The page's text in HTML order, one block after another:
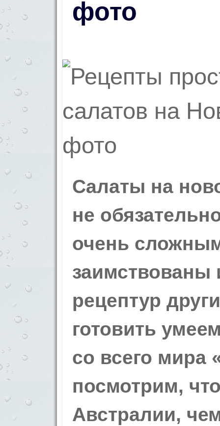
фото
Салаты на
не
очень
заимствованы
рецептур
готовить
со всего мира
посмотрим,
Австралии,